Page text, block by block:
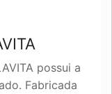
possui a
Fabricada